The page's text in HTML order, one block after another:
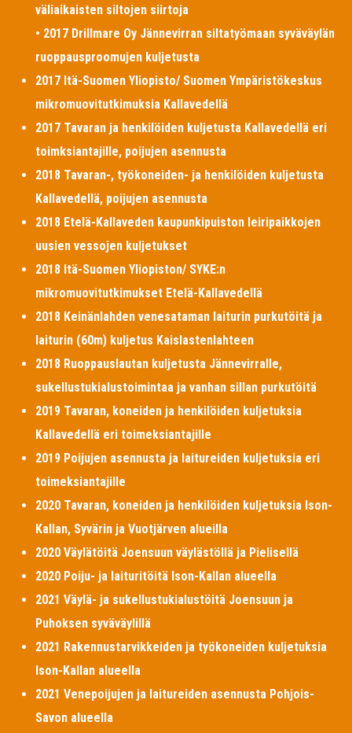
väliaikaisten siltojen siirtoja
• 2017 Drillmare Oy Jännevirran siltatyömaan syväväylän
ruoppausproomujen kuljetusta
2017 Itä-Suomen Yliopisto/ Suomen Ympäristökeskus
mikromuovitutkimuksia Kallavedellä
2017 Tavaran ja henkilöiden kuljetusta Kallavedellä eri
toimksiantajille, poijujen asennusta
2018 Tavaran-, työkoneiden- ja henkilöiden kuljetusta
Kallavedellä, poijujen asennusta
2018 Etelä-Kallaveden kaupunkipuiston leiripaikkojen
uusien vessojen kuljetukset
2018 Itä-Suomen Yliopiston/ SYKE:n
mikromuovitutkimukset Etelä-Kallavedellä
2018 Keinänlahden venesataman laiturin purkutöitä ja
laiturin (60m) kuljetus Kaislastenlahteen
2018 Ruoppauslautan kuljetusta Jännevirralle,
sukellustukialustoimintaa ja vanhan sillan purkutöitä
2019 Tavaran, koneiden ja henkilöiden kuljetuksia
Kallavedellä eri toimeksiantajille
2019 Poijujen asennusta ja laitureiden kuljetuksia eri
toimeksiantajille
2020 Tavaran, koneiden ja henkilöiden kuljetuksia Ison-
Kallan, Syvärin ja Vuotjärven alueilla
2020 Väylätöitä Joensuun väylästöllä ja Pielisellä
2020 Poiju- ja laituritöitä Ison-Kallan alueella
2021 Väylä- ja sukellustukialustöitä Joensuun ja
Puhoksen syväväylillä
2021 Rakennustarvikkeiden ja työkoneiden kuljetuksia
Ison-Kallan alueella
2021 Venepoijujen ja laitureiden asennusta Pohjois-
Savon alueella